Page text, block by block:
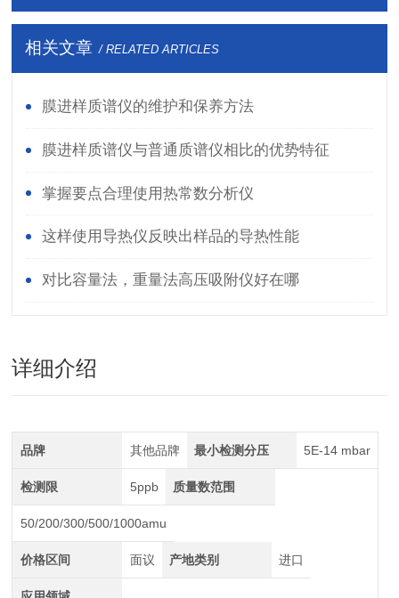
相关文章 / RELATED ARTICLES
膜进样质谱仪的维护和保养方法
膜进样质谱仪与普通质谱仪相比的优势特征
掌握要点合理使用热常数分析仪
这样使用导热仪反映出样品的导热性能
对比容量法，重量法高压吸附仪好在哪
详细介绍
品牌 其他品牌 最小检测分压 5E-14 mbar
检测限 5ppb 质量数范围
50/200/300/500/1000amu
价格区间 面议 产地类别 进口